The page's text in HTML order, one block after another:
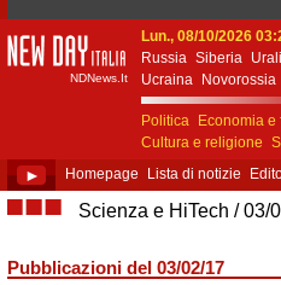
New Day Italia
NDNews.It
Lun., 08/10/2026
Russia Siberia Urali
Ucraina
Novorossia
Ekaterinburgo Kiev
Politica
Economia e
Cultura e religione
Costume e società
► Homepage Lista di notizie
■■■ Scienza e HiTech 03/
Pubblicazioni del 03/02/17